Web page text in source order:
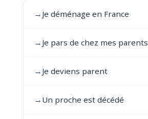
→ Je déménage en France
→ Je pars de chez mes parents
→ Je deviens parent
→ Un proche est décédé